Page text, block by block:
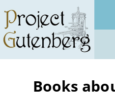
main
content
Books